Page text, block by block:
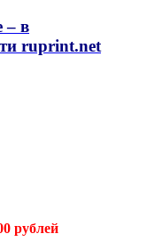
– в
ruprint.net
рублей